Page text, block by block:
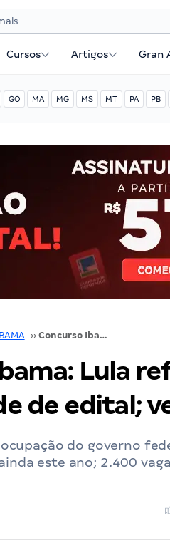
Cursos Artigos Gran
GO MA MG MS MT PA PB
›› Concurso Ibama: Lula reforça a necessidade de edital; veja!
Lula
de edital;
do governo
este ano; 2.400